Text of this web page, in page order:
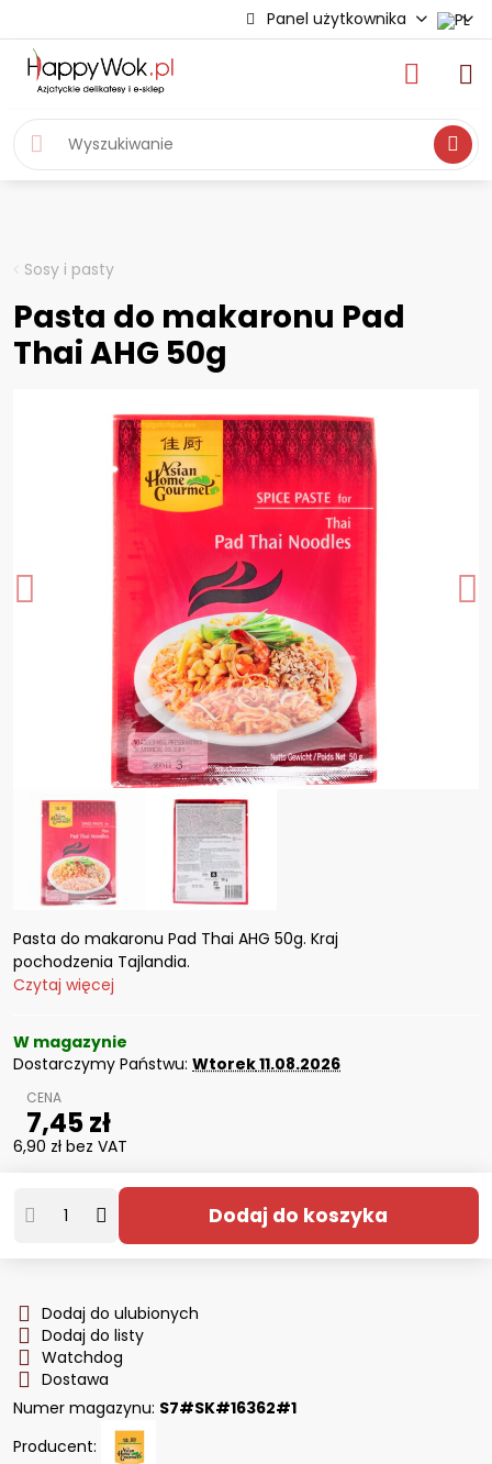
Panel użytkownika
Sosy i pasty
Pasta do makaronu Pad
Thai AHG 50g
Pasta do makaronu Pad Thai AHG 50g. Kraj
pochodzenia Tajlandia.
Czytaj więcej
W magazynie
Dostarczymy Państwu: Wtorek11.08.2026
7,45 zł
6,90 zł bez VAT
Dodaj do koszyka
Dodaj do ulubionych
Dodaj do listy
Watchdog
Dostawa
Numer magazynu: S7#SK#16362#1
Producent: